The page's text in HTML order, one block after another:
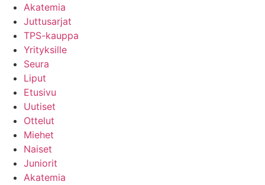
Akatemia
Juttusarjat
TPS-kauppa
Yrityksille
Seura
Liput
Etusivu
Uutiset
Ottelut
Miehet
Naiset
Juniorit
Akatemia